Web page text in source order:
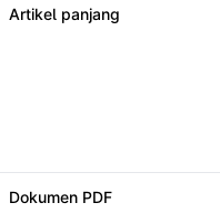
Artikel panjang
Dokumen PDF